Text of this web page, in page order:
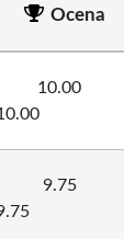
Ocena
10.00
9.75